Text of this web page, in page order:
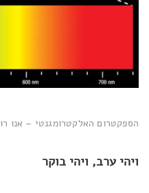
הספקטרום האלקטרומגנטי – אנו
ויהי ערב, ויהי בוקר